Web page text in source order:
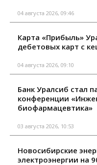
04 августа 2026, 09:46
Карта «Прибыль»
дебетовых карт с
04 августа 2026, 09:10
Банк Уралсиб стал
конференции
биофармацевтика»
03 августа 2026, 10:53
Новосибирские
электроэнергии на